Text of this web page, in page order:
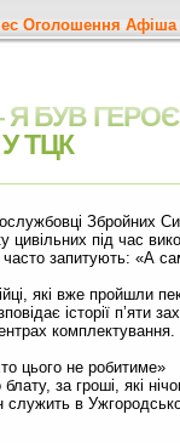
Оголошення Афіша
БУВ
ТЦК
Збройних
під час
запитують: «А
які вже пройшли
історії п’яти
комплектування.
цього не робитиме»
за гроші, які
служить в